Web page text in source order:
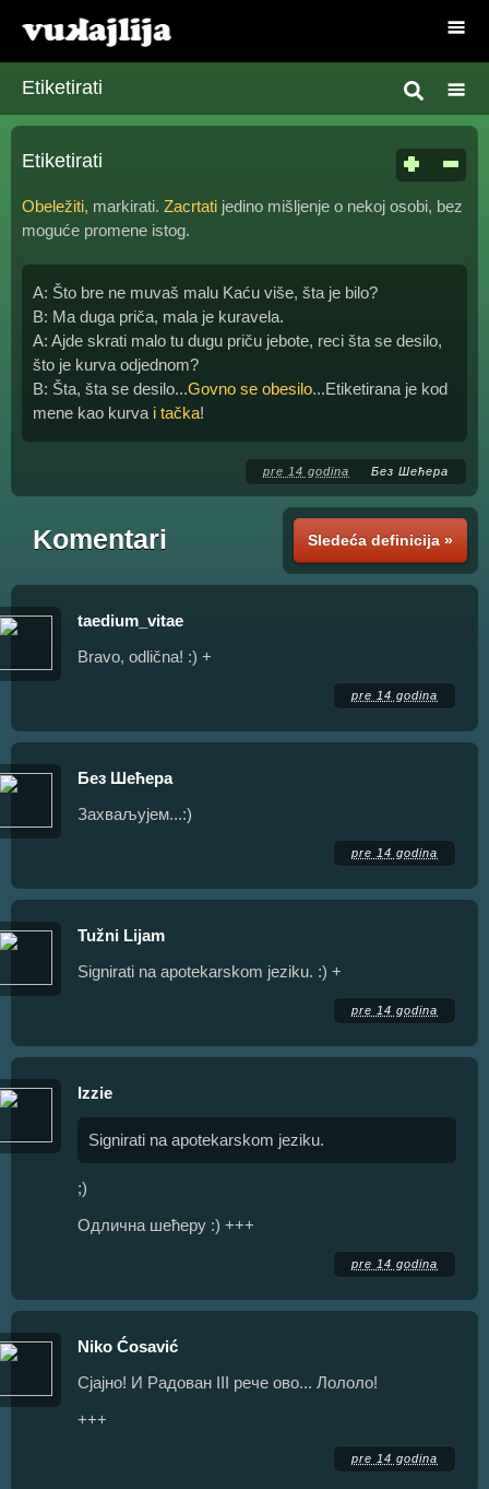
Etiketirati
Etiketirati
Obeležiti, markirati. Zacrtati jedino mišljenje o nekoj osobi, bez
moguće promene istog.
A: Što bre ne muvaš malu Kaću više, šta je bilo?
B: Ma duga priča, mala je kuravela.
A: Ajde skrati malo tu dugu priču jebote, reci šta se desilo,
što je kurva odjednom?
B: Šta, šta se desilo...Govno se obesilo...Etiketirana je kod
mene kao kurva i tačka!
pre 14 godina Без Шећера
Sledeća definicija »
Komentari
taedium_vitae
Bravo, odlična! :) +
pre 14 godina
Без Шећера
Захваљујем...:)
pre 14 godina
Tužni Lijam
Signirati na apotekarskom jeziku. :) +
pre 14 godina
Izzie
Signirati na apotekarskom jeziku.
;)
Одлична шећеру :) +++
pre 14 godina
Niko Ćosavić
Сјајно! И Радован III рече ово... Лололо!
+++
pre 14 godina